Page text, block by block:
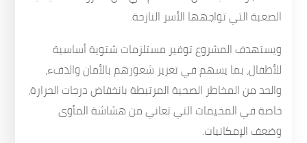
الصعبة التي تواجهها الأسر النازحة.
ويستهدف المشروع توفير مستلزمات شتوية أساسية
للأطفال، بما يسهم في تعزيز شعورهم بالأمان والدفء،
والحد من المخاطر الصحية المرتبطة بانخفاض درجات الحرارة،
خاصة في المخيمات التي تعاني من هشاشة المأوى
وضعف الإمكانيات.